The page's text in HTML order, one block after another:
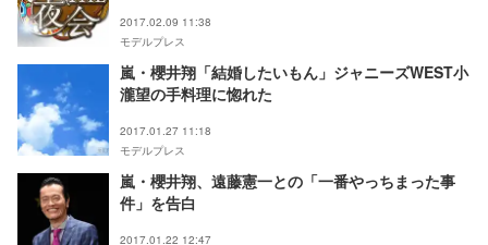
2017.02.09 11:38
モデルプレス
嵐・櫻井翔「結婚したいもん」ジャニーズWEST小
瀧望の手料理に惚れた
2017.01.27 11:18
モデルプレス
嵐・櫻井翔、遠藤憲一との「一番やっちまった事
件」を告白
2017.01.22 12:47